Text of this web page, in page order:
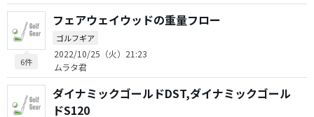
6件
フェアウェイウッドの重量フロー
ゴルフギア
2022/10/25（火）21:23
ムラタ君
ダイナミックゴールドDST,ダイナミックゴール
ドS120